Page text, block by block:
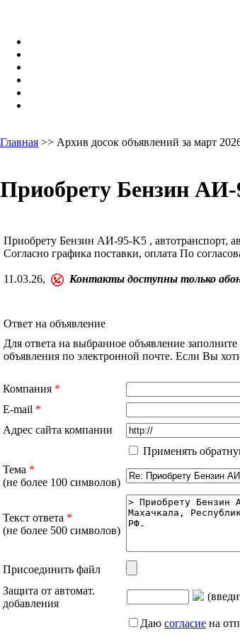
Главная >> Архив досок объявлений за март
Приобрету Бензин АИ-
Приобрету Бензин АИ-95-K5 , автотранспорт,
Согласно графика поставки, оплата По
11.03.26, Контакты доступны только
Ответ на объявление
Для ответа на выбранное объявление
объявления по электронной почте. Если Вы
Компания *
E-mail *
Адрес сайта компании
Применять
Тема *
(не более 100 символов)
Текст ответа *
(не более 500 символов)
Присоединить файл
Защита от автомат.
добавления
Даю согласие на